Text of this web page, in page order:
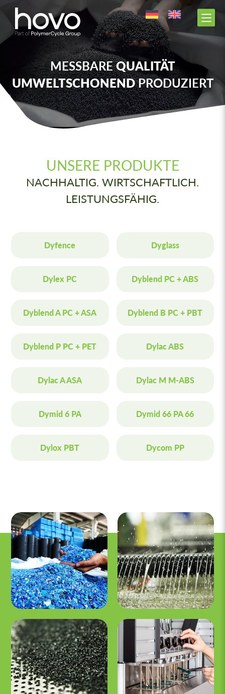
MESSBAREQUALITÄT
UMWELTSCHONENDPRODUZIERT
UNSERE PRODUKTE
NACHHALTIG. WIRTSCHAFTLICH.
LEISTUNGSFÄHIG.
Dyfence Dyglass
Dylex PC Dyblend PC + ABS
Dyblend A PC + ASA Dyblend B PC + PBT
Dyblend P PC + PET Dylac ABS
Dylac A ASA Dylac M M-ABS
Dymid 6 PA Dymid 66 PA 66
Dylox PBT Dycom PP